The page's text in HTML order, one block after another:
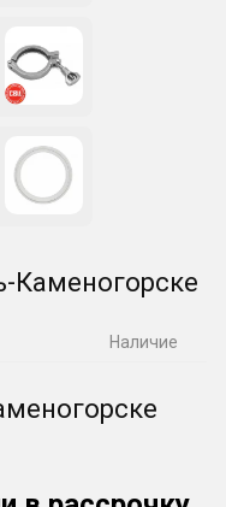
Каменогорске
Наличие